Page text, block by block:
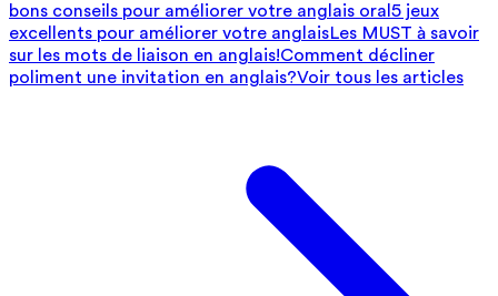
bons conseils pour améliorer votre anglais oral 5 jeux
excellents pour améliorer votre anglaisLes MUST à savoir
sur les mots de liaison en anglais!Comment décliner
poliment une invitation en anglais?Voir tous les articles